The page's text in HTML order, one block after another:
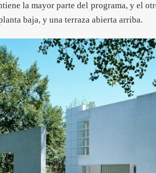
la mayor parte del programa, y el
baja, y una terraza abierta arriba.